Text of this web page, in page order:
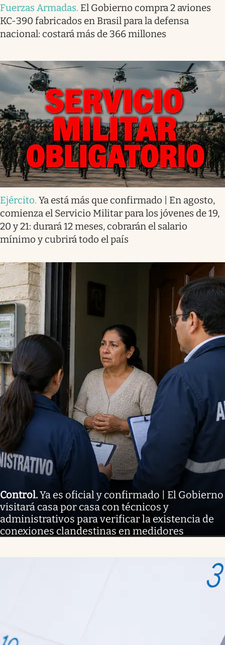
Fuerzas Armadas. El Gobierno compra 2 aviones
KC-390 fabricados en Brasil para la defensa
nacional: costará más de 366 millones
Ejército. Ya está más que confirmado | En agosto,
comienza el Servicio Militar para los jóvenes de 19,
20 y 21: durará 12 meses, cobrarán el salario
mínimo y cubrirá todo el país
Control.Ya es oficial y confirmado | El Gobierno
visitará casa por casa con técnicos y
administrativos para verificar la existencia de
conexiones clandestinas en medidores